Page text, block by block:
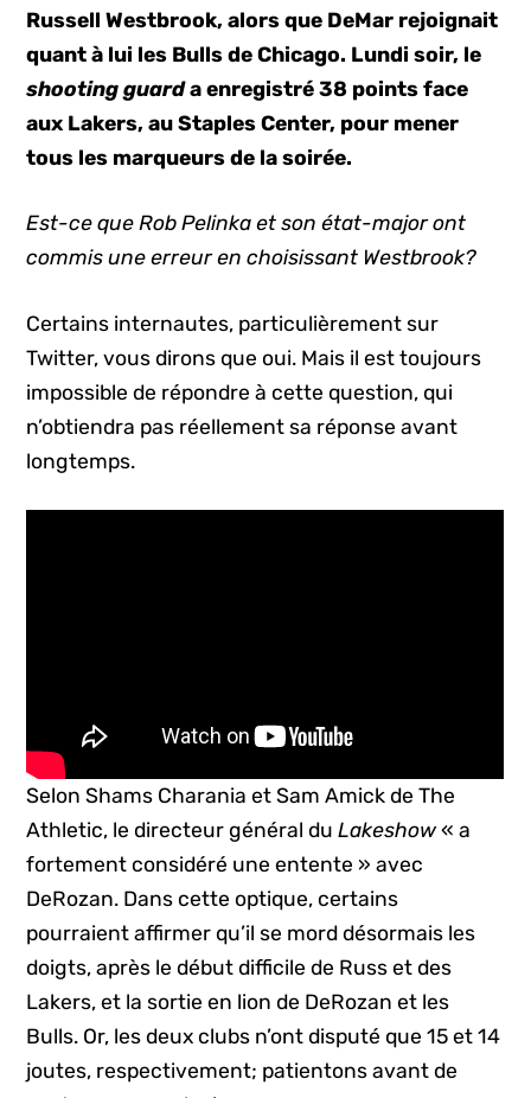
Russell Westbrook, alors que DeMar rejoignait
quant à lui les Bulls de Chicago. Lundi soir, le
shooting guarda enregistré 38 points face
aux Lakers, au Staples Center, pour mener
tous les marqueurs de la soirée.
Est-ce que Rob Pelinka et son état-major ont
commis une erreur en choisissant Westbrook?
Certains internautes, particulièrement sur
Twitter, vous dirons que oui. Mais il est toujours
impossible de répondre à cette question, qui
n’obtiendra pas réellement sa réponse avant
longtemps.
Selon Shams Charania et Sam Amick de The
Athletic, le directeur général duLakeshow« a
fortement considéré une entente » avec
DeRozan. Dans cette optique, certains
pourraient affirmer qu’il se mord désormais les
doigts, après le début difficile de Russ et des
Lakers, et la sortie en lion de DeRozan et les
Bulls. Or, les deux clubs n’ont disputé que 15 et 14
joutes, respectivement; patientons avant de